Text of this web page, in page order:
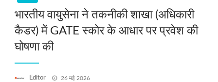
भारतीय वायुसेना ने तकनीकी शाखा (अधिकारी
कैडर) में GATE स्कोर के आधार पर प्रवेश की
घोषणा की
Editor
Posted
26 मई 2026